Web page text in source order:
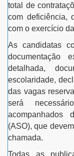
total de
com deficiência,
com o exercício
As candidatas
documentação
detalhada,
escolaridade,
das vagas
será
acompanhados
(ASO), que
chamada.
Todas as